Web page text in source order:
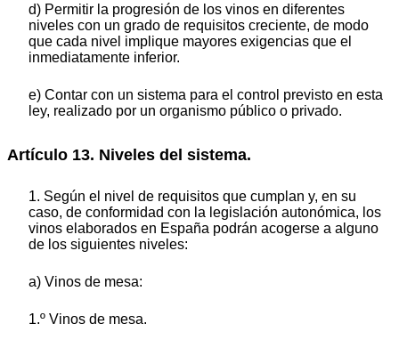
d) Permitir la progresión de los vinos en diferentes
niveles con un grado de requisitos creciente, de modo
que cada nivel implique mayores exigencias que el
inmediatamente inferior.
e) Contar con un sistema para el control previsto en esta
ley, realizado por un organismo público o privado.
Artículo 13. Niveles del sistema.
1. Según el nivel de requisitos que cumplan y, en su
caso, de conformidad con la legislación autonómica, los
vinos elaborados en España podrán acogerse a alguno
de los siguientes niveles:
a) Vinos de mesa:
1.º Vinos de mesa.